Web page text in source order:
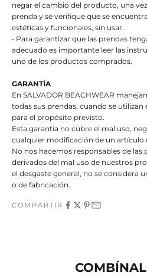
negar el cambio del producto, una
prenda y se verifique que se
estéticas y funcionales, sin usar.
• Para garantizar que las prendas
adecuado es importante leer las
uno de los productos comprados.
GARANTÍA
En SALVADOR BEACHWEAR
todas sus prendas, cuando se
para el propósito previsto.
Esta garantía no cubre el mal uso,
cualquier modificación de un artículo
No nos hacemos responsables de las
derivados del mal uso de nuestros
el desgaste general, no se considera
o de fabricación.
COMPARTIR